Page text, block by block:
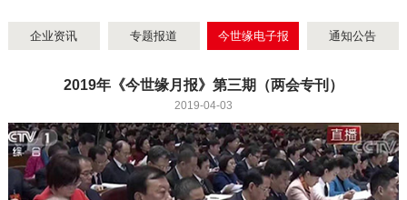
企业资讯 专题报道 今世缘电子报 通知公告
2019年《今世缘月报》第三期（两会专刊）
2019-04-03